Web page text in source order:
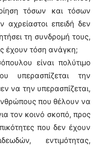
τόσων και τόσων
επειδή δεν
τη συνδρομή τους,
έχουν τόση ανάγκη;
είναι πολύτιμο
την
να την υπερασπίζεται,
που θέλουν να
τον κοινό σκοπό, προς
που δεν έχουν
εντιμότητας,